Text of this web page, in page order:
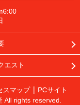
エスト
スマップ
PCサイト
All rights reserved.